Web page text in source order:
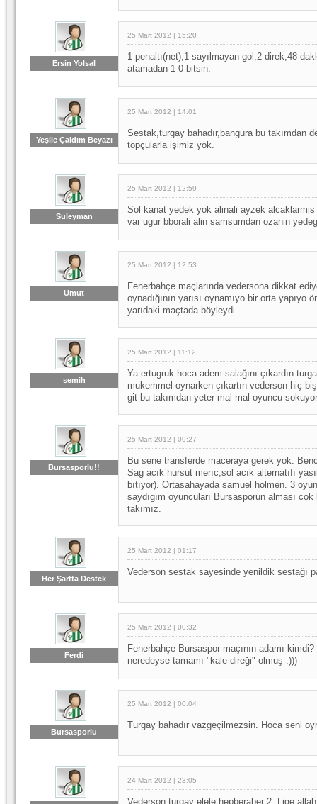
Ersin Yolsal
25 Mart 2012 | 15:20
1 penaltı(net),1 sayılmayan gol,2 direk,48
atamadan 1-0 bitsin.
Yeşile Çaldım Beyazı
25 Mart 2012 | 14:01
Sestak,turgay bahadır,bangura bu takımdan
topçularla işimiz yok.
Suleyman
25 Mart 2012 | 12:59
Sol kanat yedek yok alinali ayzek
var ugur bborali alin samsumdan ozanin
Umut
25 Mart 2012 | 12:53
Fenerbahçe maçlarında vedersona dikkat
oynadığının yarısı oynamıyo bir orta yapıyo
yarıdaki maçtada böyleydi
semih
25 Mart 2012 | 11:12
Ya ertugruk hoca adem salağını çıkardın
mukemmel oynarken çıkartın vederson hiç
git bu takımdan yeter mal mal oyuncu
Bursasporlu!!
25 Mart 2012 | 09:27
Bu sene transferde maceraya gerek yok.
Sag acık hursut merıc,sol acık alternatıfı
bıtıyor). Ortasahayada samuel holmen. 3
saydıgım oyuncuları Bursasporun alması
takımız.
Her Şartta Destek
25 Mart 2012 | 01:17
Vederson sestak sayesinde yenildik sestağı
Ferdi
25 Mart 2012 | 00:32
Fenerbahçe-Bursaspor maçının adamı
neredeyse tamamı "kale direği" olmuş :)))
Bursasporlu
25 Mart 2012 | 00:04
Turgay bahadır vazgeçilmezsin. Hoca seni
24 Mart 2012 | 23:05
Vederson turgay elele hepberaber 2. Lige